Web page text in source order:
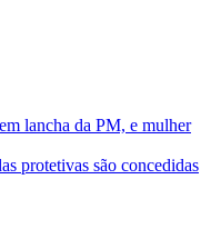
lancha da PM, e mulher
protetivas são concedidas